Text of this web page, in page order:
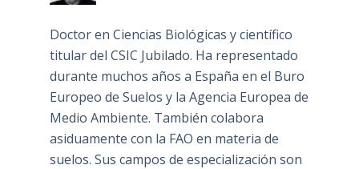
Doctor en Ciencias Biológicas y científico
titular del CSIC Jubilado. Ha representado
durante muchos años a España en el Buro
Europeo de Suelos y la Agencia Europea de
Medio Ambiente. También colabora
asiduamente con la FAO en materia de
suelos. Sus campos de especialización son